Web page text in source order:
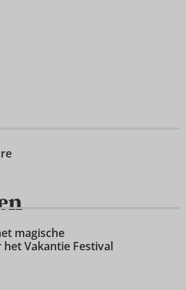
magische
Vakantie Festival